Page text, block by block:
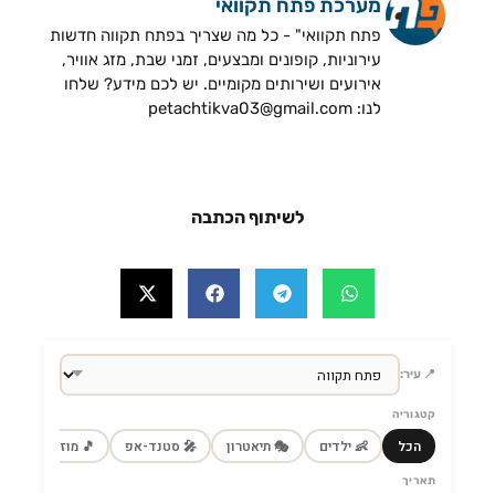
מערכת פתח תקוואי
פתח תקוואי" - כל מה שצריך בפתח תקווה חדשות
עירוניות, קופונים ומבצעים, זמני שבת, מזג אוויר,
אירועים ושירותים מקומיים. יש לכם מידע? שלחו
לנו: petachtikva03@gmail.com
לשיתוף הכתבה
📍 עיר:
קטגוריה
הכל 👶 ילדים 🎭 תיאטרון 🎤 סטנד-אפ 🎵 מוזיקה
תאריך